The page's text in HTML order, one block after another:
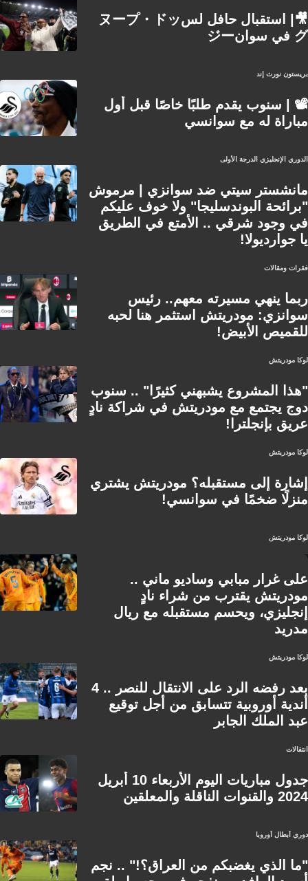
🎥| استقبال حافل لسヌープ・ドッ
グ في سوانジー
بريستون نورث إند
📽️ | سنوب يقدم طلبًا خاصًا قبل أول
مباراة له مع سوانسي
الدوري الإنجليزي الدرجة الأولى
مانشستر سيتي ضد سوانزي | مرموش
"برائحة البوندسليجا" ولا خوف عليكم
في وجود شرقي .. الأمتع في الطريق
يا جوارديولا!
فقرات ومقالات
ربما ينهي مسيرته معهم.. رئيس
سوانزي: مودريتش استثمر هنا لحبه
للقميص الأبيض!
لوكا مودريتش
"هذا المشروع يشبهني كثيرًا" .. سنوب
دوج يجتمع مع مودريتش في شراكة نادٍ
عريق بإنجلترا!
لوكا مودريتش
إشارة إلى مستقبله؟ مودريتش يشتري
منزلًا ضخمًا في سوانسي!
لوكا مودريتش
على غرار مبابي وساديو ماني ..
مودريتش يقترب من شراء نادٍ
إنجليزي، ويحسم مستقبله مع ريال
مدريد
لوكا مودريتش
بعد رفضه الرد على الانتقال للنصر .. 4
أندية أوروبية تتسابق من أجل توقيع
عبد الملك الجابر
انتقالات
جدول مباريات اليوم الأربعاء 10 أبريل
2024 والقنوات الناقلة والمعلقين
دوري أبطال أوروبا
"ما الذي يغضبكم من العراق؟!" .. نجم